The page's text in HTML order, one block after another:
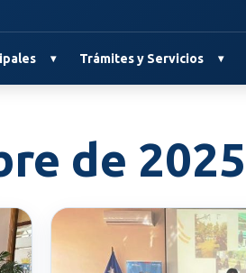
Trámites y Servicios
de 2025